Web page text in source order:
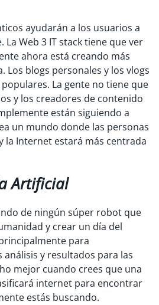
ayudarán a los usuarios a
Web 3 IT stack tiene que ver
ahora está creando más
Los blogs personales y los vlogs
La gente no tiene que
y los creadores de contenido
están siguiendo a
un mundo donde las personas
la Internet estará más centrada
Artificial
de ningún súper robot que
y crear un día del
para
y resultados para las
mejor cuando crees que una
internet para encontrar
estás buscando.